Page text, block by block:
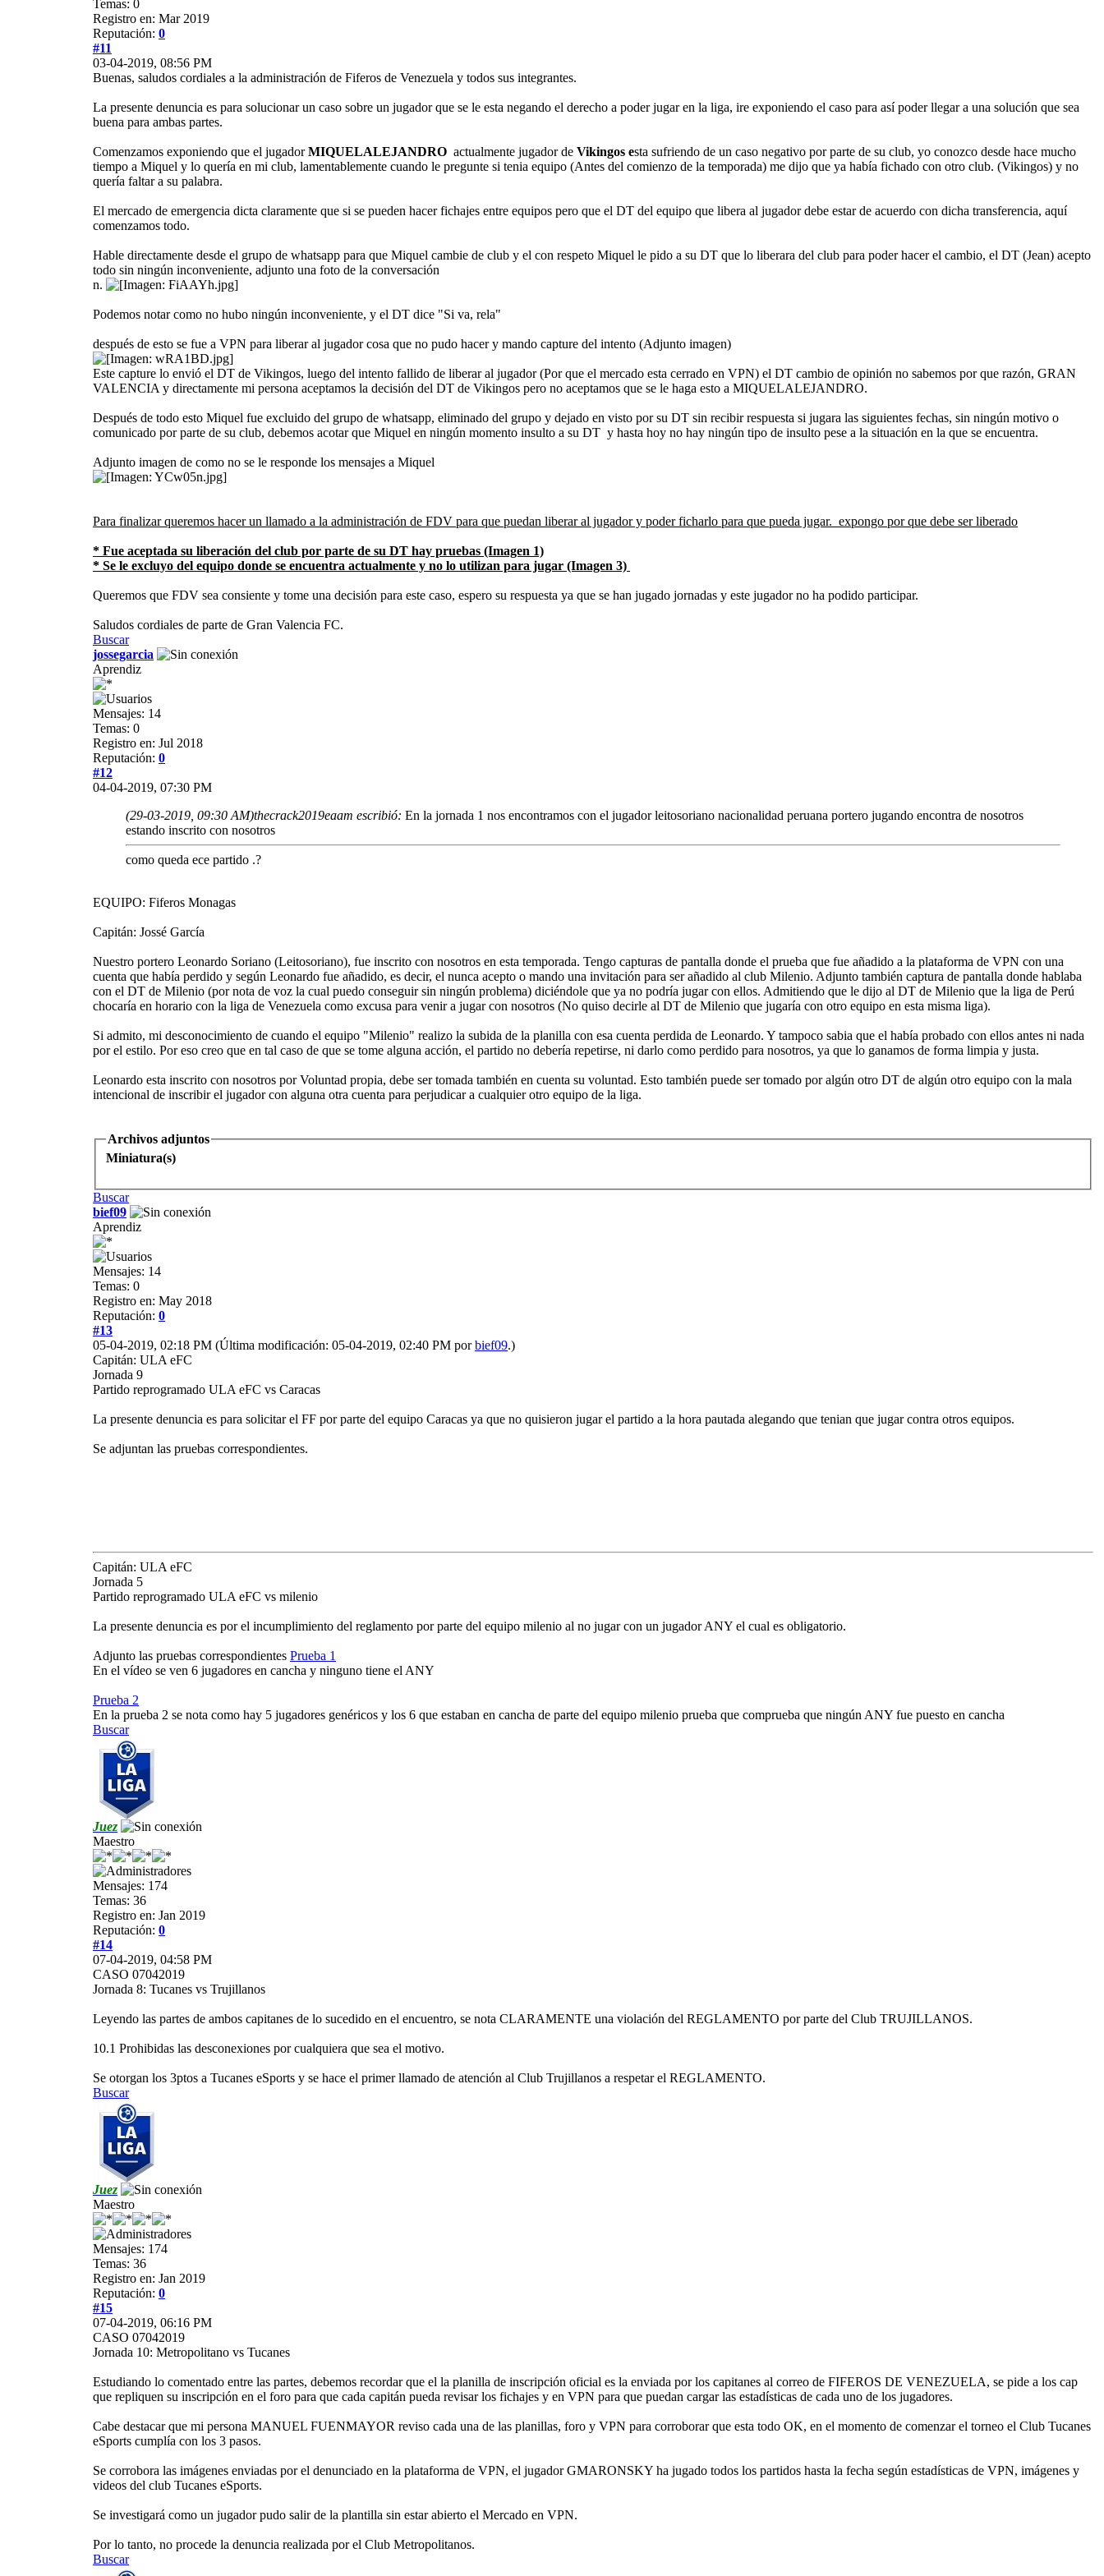
Temas: 0
Registro en: Mar 2019
Reputación: 0
#11
03-04-2019, 08:56 PM
Buenas, saludos cordiales a la administración de Fiferos de Venezuela y todos sus integrantes.
La presente denuncia es para solucionar un caso sobre un jugador que se le esta negando el derecho a poder jugar en la liga, ire exponiendo el caso para así poder llegar a una solución que sea
buena para ambas partes.
Comenzamos exponiendo que el jugadorMIQUELALEJANDRO actualmente jugador de Vikingos esta sufriendo de un caso negativo por parte de su club, yo conozco desde hace mucho
tiempo a Miquel y lo quería en mi club, lamentablemente cuando le pregunte si tenia equipo (Antes del comienzo de la temporada) me dijo que ya había fichado con otro club. (Vikingos) y no
quería faltar a su palabra.
El mercado de emergencia dicta claramente que si se pueden hacer fichajes entre equipos pero que el DT del equipo que libera al jugador debe estar de acuerdo con dicha transferencia, aquí
comenzamos todo.
Hable directamente desde el grupo de whatsapp para que Miquel cambie de club y el con respeto Miquel le pido a su DT que lo liberara del club para poder hacer el cambio, el DT (Jean) acepto
todo sin ningún inconveniente, adjunto una foto de la conversación
n.
Podemos notar como no hubo ningún inconveniente, y el DT dice "Si va, rela"
después de esto se fue a VPN para liberar al jugador cosa que no pudo hacer y mando capture del intento (Adjunto imagen)
Este capture lo envió el DT de Vikingos, luego del intento fallido de liberar al jugador (Por que el mercado esta cerrado en VPN) el DT cambio de opinión no sabemos por que razón, GRAN
VALENCIA y directamente mi persona aceptamos la decisión del DT de Vikingos pero no aceptamos que se le haga esto a MIQUELALEJANDRO.
Después de todo esto Miquel fue excluido del grupo de whatsapp, eliminado del grupo y dejado en visto por su DT sin recibir respuesta si jugara las siguientes fechas, sin ningún motivo o
comunicado por parte de su club, debemos acotar que Miquel en ningún momento insulto a su DT y hasta hoy no hay ningún tipo de insulto pese a la situación en la que se encuentra.
Adjunto imagen de como no se le responde los mensajes a Miquel
Para finalizar queremos hacer un llamado a la administración de FDV para que puedan liberar al jugador y poder ficharlo para que pueda jugar. expongo por que debe ser liberado
* Fue aceptada su liberación del club por parte de su DT hay pruebas (Imagen 1)
* Se le excluyo del equipo donde se encuentra actualmente y no lo utilizan para jugar (Imagen 3)
Queremos que FDV sea consiente y tome una decisión para este caso, espero su respuesta ya que se han jugado jornadas y este jugador no ha podido participar.
Saludos cordiales de parte de Gran Valencia FC.
Buscar
jossegarcia
Aprendiz
Mensajes: 14
Temas: 0
Registro en: Jul 2018
Reputación: 0
#12
04-04-2019, 07:30 PM
(29-03-2019, 09:30 AM)thecrack2019eaam escribió: En la jornada 1 nos encontramos con el jugador leitosoriano nacionalidad peruana portero jugando encontra de nosotros
estando inscrito con nosotros
como queda ece partido .?
EQUIPO: Fiferos Monagas
Capitán: Jossé García
Nuestro portero Leonardo Soriano (Leitosoriano), fue inscrito con nosotros en esta temporada. Tengo capturas de pantalla donde el prueba que fue añadido a la plataforma de VPN con una
cuenta que había perdido y según Leonardo fue añadido, es decir, el nunca acepto o mando una invitación para ser añadido al club Milenio. Adjunto también captura de pantalla donde hablaba
con el DT de Milenio (por nota de voz la cual puedo conseguir sin ningún problema) diciéndole que ya no podría jugar con ellos. Admitiendo que le dijo al DT de Milenio que la liga de Perú
chocaría en horario con la liga de Venezuela como excusa para venir a jugar con nosotros (No quiso decirle al DT de Milenio que jugaría con otro equipo en esta misma liga).
Si admito, mi desconocimiento de cuando el equipo "Milenio" realizo la subida de la planilla con esa cuenta perdida de Leonardo. Y tampoco sabia que el había probado con ellos antes ni nada
por el estilo. Por eso creo que en tal caso de que se tome alguna acción, el partido no debería repetirse, ni darlo como perdido para nosotros, ya que lo ganamos de forma limpia y justa.
Leonardo esta inscrito con nosotros por Voluntad propia, debe ser tomada también en cuenta su voluntad. Esto también puede ser tomado por algún otro DT de algún otro equipo con la mala
intencional de inscribir el jugador con alguna otra cuenta para perjudicar a cualquier otro equipo de la liga.
Archivos adjuntos
Miniatura(s)
Buscar
bief09
Aprendiz
Mensajes: 14
Temas: 0
Registro en: May 2018
Reputación: 0
#13
05-04-2019, 02:18 PM (Última modificación: 05-04-2019, 02:40 PM porbief09.)
Capitán: ULA eFC
Jornada 9
Partido reprogramado ULA eFC vs Caracas
La presente denuncia es para solicitar el FF por parte del equipo Caracas ya que no quisieron jugar el partido a la hora pautada alegando que tenian que jugar contra otros equipos.
Se adjuntan las pruebas correspondientes.
Capitán: ULA eFC
Jornada 5
Partido reprogramado ULA eFC vs milenio
La presente denuncia es por el incumplimiento del reglamento por parte del equipo milenio al no jugar con un jugador ANY el cual es obligatorio.
Adjunto las pruebas correspondientes Prueba 1
En el vídeo se ven 6 jugadores en cancha y ninguno tiene el ANY
Prueba 2
En la prueba 2 se nota como hay 5 jugadores genéricos y los 6 que estaban en cancha de parte del equipo milenio prueba que comprueba que ningún ANY fue puesto en cancha
Buscar
Juez
Maestro
Mensajes: 174
Temas: 36
Registro en: Jan 2019
Reputación: 0
#14
07-04-2019, 04:58 PM
CASO 07042019
Jornada 8: Tucanes vs Trujillanos
Leyendo las partes de ambos capitanes de lo sucedido en el encuentro, se nota CLARAMENTE una violación del REGLAMENTO por parte del Club TRUJILLANOS.
10.1 Prohibidas las desconexiones por cualquiera que sea el motivo.
Se otorgan los 3ptos a Tucanes eSports y se hace el primer llamado de atención al Club Trujillanos a respetar el REGLAMENTO.
Buscar
Juez
Maestro
Mensajes: 174
Temas: 36
Registro en: Jan 2019
Reputación: 0
#15
07-04-2019, 06:16 PM
CASO 07042019
Jornada 10: Metropolitano vs Tucanes
Estudiando lo comentado entre las partes, debemos recordar que el la planilla de inscripción oficial es la enviada por los capitanes al correo de FIFEROS DE VENEZUELA, se pide a los cap
que repliquen su inscripción en el foro para que cada capitán pueda revisar los fichajes y en VPN para que puedan cargar las estadísticas de cada uno de los jugadores.
Cabe destacar que mi persona MANUEL FUENMAYOR reviso cada una de las planillas, foro y VPN para corroborar que esta todo OK, en el momento de comenzar el torneo el Club Tucanes
eSports cumplía con los 3 pasos.
Se corrobora las imágenes enviadas por el denunciado en la plataforma de VPN, el jugador GMARONSKY ha jugado todos los partidos hasta la fecha según estadísticas de VPN, imágenes y
videos del club Tucanes eSports.
Se investigará como un jugador pudo salir de la plantilla sin estar abierto el Mercado en VPN.
Por lo tanto, no procede la denuncia realizada por el Club Metropolitanos.
Buscar